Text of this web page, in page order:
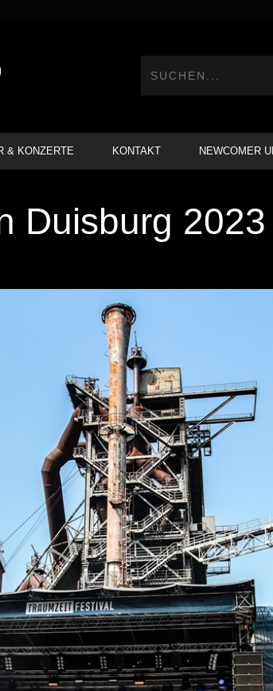
& KONZERTE KONTAKT NEWCOMER
Duisburg 2023